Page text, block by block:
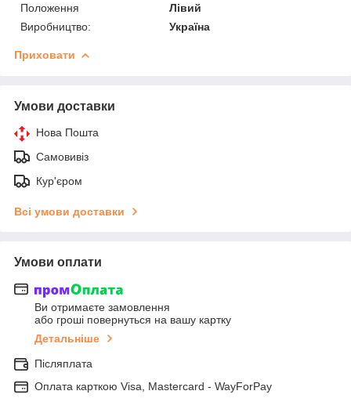
Положення
Лівий
Виробництво:
Україна
Приховати
Умови доставки
Нова Пошта
Самовивіз
Кур'єром
Всі умови доставки
Умови оплати
Ви отримаєте замовлення
або гроші повернуться на вашу картку
Детальніше
Післяплата
Оплата карткою Visa, Mastercard - WayForPay